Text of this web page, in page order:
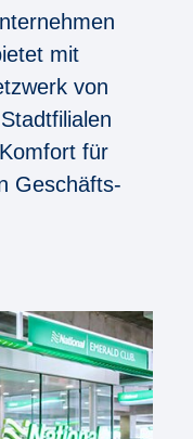
mit
von
für
Geschäfts-